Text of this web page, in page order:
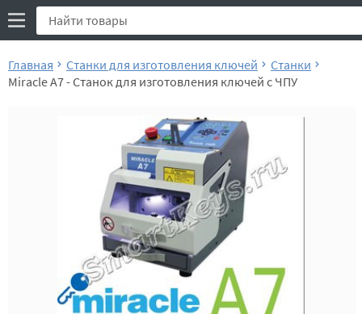
Главная Станки для изготовления ключей
Станки
Miracle A7 - Станок для изготовления ключей с ЧПУ